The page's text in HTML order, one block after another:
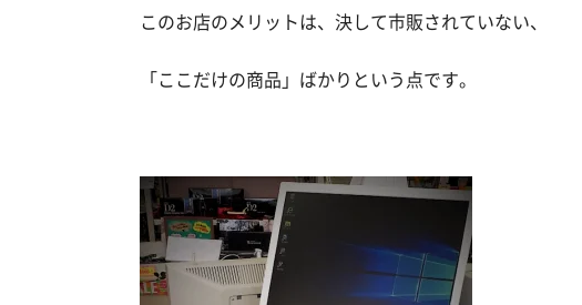
このお店のメリットは、決して市販されていない、
「ここだけの商品」ばかりという点です。